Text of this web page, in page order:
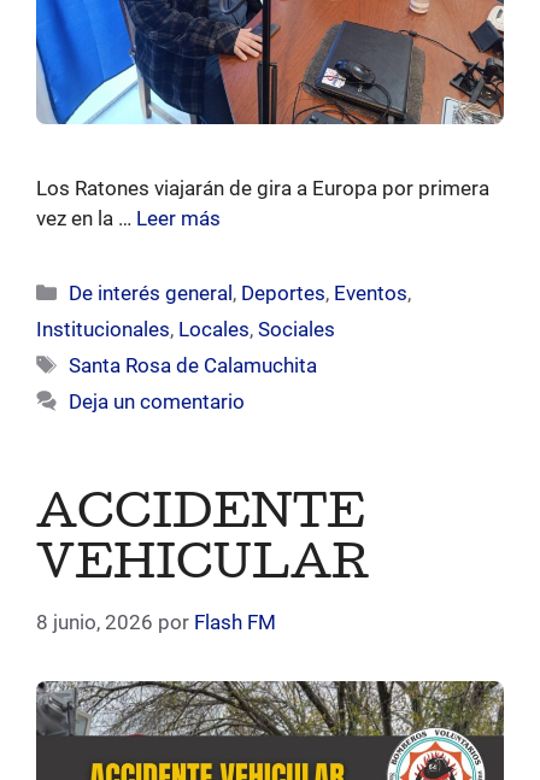
Los Ratones viajarán de gira a Europa por primera
vez en la … Leer más
Categorías
De interés general , Deportes, Eventos,
Institucionales, Locales, Sociales
Etiquetas
Santa Rosa de Calamuchita
Deja un comentario
ACCIDENTE
VEHICULAR
8 junio, 2026 por Flash FM